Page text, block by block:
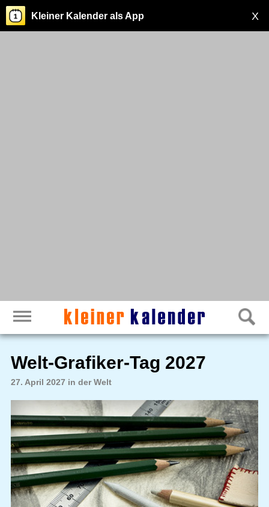
X
Kleiner Kalender als App
Welt-Grafiker-Tag 2027
27. April 2027 in der Welt